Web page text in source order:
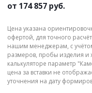
от 174 857 руб.
Цена указана
офертой, для точного
нашим менеджерам, с
размеров, пробы изделия и
калькуляторе параметр
цена за вставки не
уточнения на дату